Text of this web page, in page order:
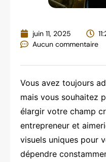
juin 11, 2025
Aucun commentaire
Vous avez toujours
mais vous souhaitez
élargir votre champ
entrepreneur et
visuels uniques pour
dépendre